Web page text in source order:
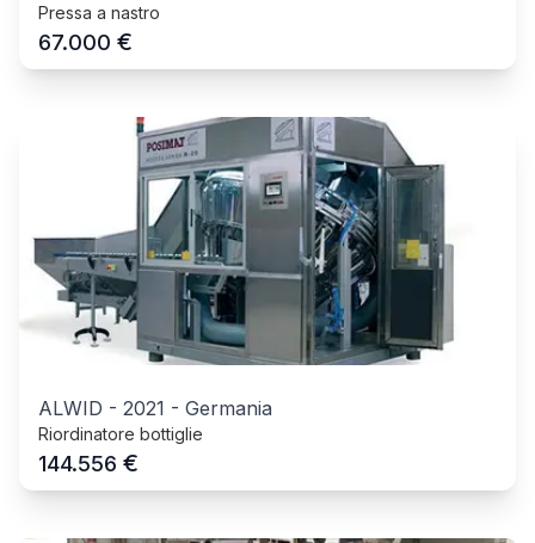
Pressa a nastro
67.000 €
ALWID - 2021 - Germania
Riordinatore bottiglie
144.556 €